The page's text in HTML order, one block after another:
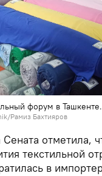
форум в Ташкенте.
Рамиз Бахтияров
Сената отметила,
текстильной
в